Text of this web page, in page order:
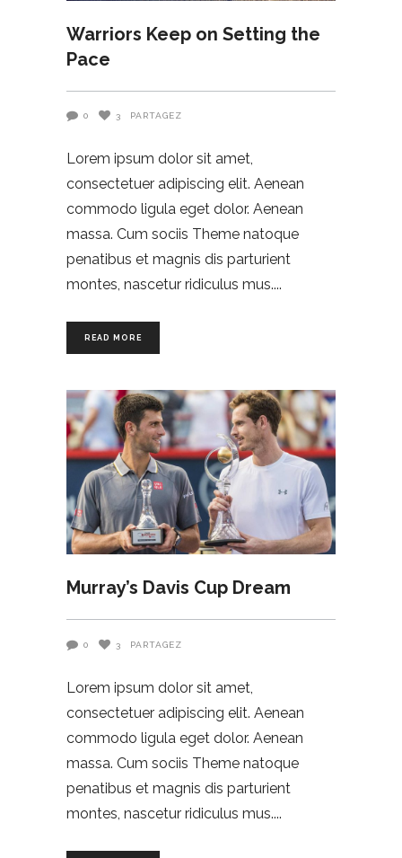
Warriors Keep on Setting the
Pace
0 3 PARTAGEZ
Lorem ipsum dolor sit amet,
consectetuer adipiscing elit. Aenean
commodo ligula eget dolor. Aenean
massa. Cum sociis Theme natoque
penatibus et magnis dis parturient
montes, nascetur ridiculus mus.
READ MORE
Murray’s Davis Cup Dream
0 3 PARTAGEZ
Lorem ipsum dolor sit amet,
consectetuer adipiscing elit. Aenean
commodo ligula eget dolor. Aenean
massa. Cum sociis Theme natoque
penatibus et magnis dis parturient
montes, nascetur ridiculus mus.